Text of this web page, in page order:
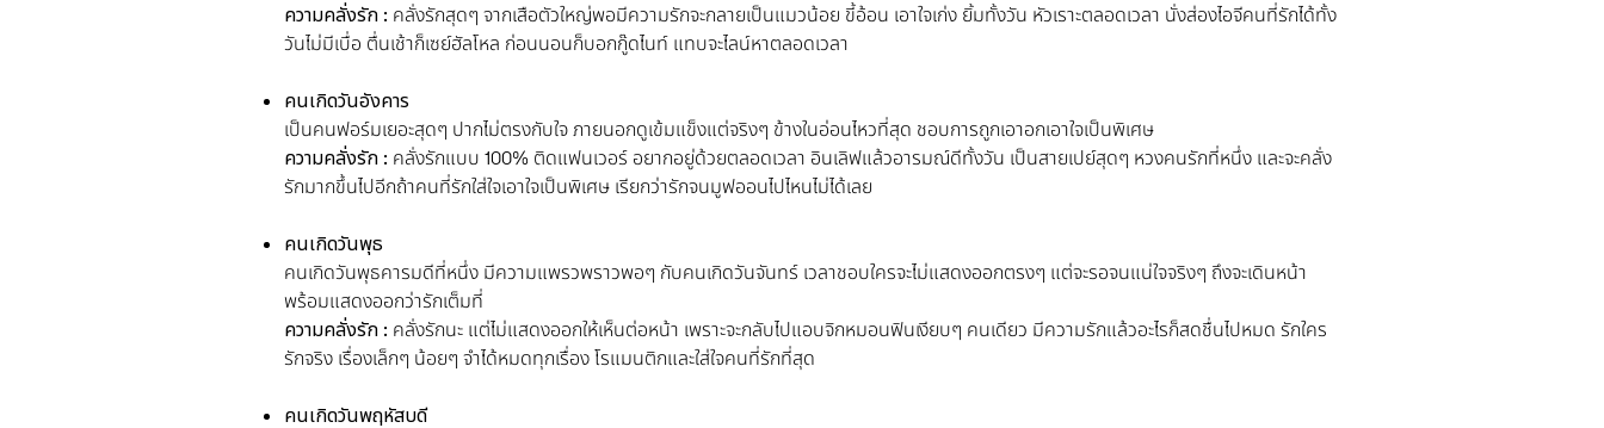
ความคลั่งรัก : คลั่งรักสุดๆ จากเสือตัวใหญ่พอมีความรักจะกลายเป็นแมวน้อย ขี้อ้อน เอาใจเก่ง ยิ้มทั้งวัน หัวเราะตลอดเวลา นั่งส่องไอจีคนที่รักได้ทั้ง
วันไม่มีเบื่อ ตื่นเช้าก็เซย์ฮัลโหล ก่อนนอนก็บอกกู๊ดไนท์ แทบจะไลน์หาตลอดเวลา
คนเกิดวันอังคาร
เป็นคนฟอร์มเยอะสุดๆ ปากไม่ตรงกับใจ ภายนอกดูเข้มแข็งแต่จริงๆ ข้างในอ่อนไหวที่สุด ชอบการถูกเอาอกเอาใจเป็นพิเศษ
ความคลั่งรัก : คลั่งรักแบบ 100% ติดแฟนเวอร์ อยากอยู่ด้วยตลอดเวลา อินเลิฟแล้วอารมณ์ดีทั้งวัน เป็นสายเปย์สุดๆ หวงคนรักที่หนึ่ง และจะคลั่ง
รักมากขึ้นไปอีกถ้าคนที่รักใส่ใจเอาใจเป็นพิเศษ เรียกว่ารักจนมูฟออนไปไหนไม่ได้เลย
คนเกิดวันพุธ
คนเกิดวันพุธคารมดีที่หนึ่ง มีความแพรวพราวพอๆ กับคนเกิดวันจันทร์ เวลาชอบใครจะไม่แสดงออกตรงๆ แต่จะรอจนแน่ใจจริงๆ ถึงจะเดินหน้า
พร้อมแสดงออกว่ารักเต็มที่
ความคลั่งรัก : คลั่งรักนะ แต่ไม่แสดงออกให้เห็นต่อหน้า เพราะจะกลับไปแอบจิกหมอนฟินเงียบๆ คนเดียว มีความรักแล้วอะไรก็สดชื่นไปหมด รักใคร
รักจริง เรื่องเล็กๆ น้อยๆ จำได้หมดทุกเรื่อง โรแมนติกและใส่ใจคนที่รักที่สุด
คนเกิดวันพฤหัสบดี